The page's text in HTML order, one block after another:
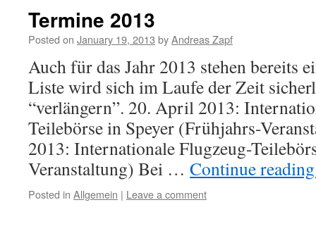
Termine 2013
Posted on January 19, 2013 byAndreas Zapf
Auch für das Jahr 2013 stehen bereits
Liste wird sich im Laufe der Zeit
“verlängern”. 20. April 2013:
Teilebörse in Speyer (Frühjahrs-
2013: Internationale Flugzeug-
Veranstaltung) Bei … Continue
Posted in Allgemein | Leave a comment